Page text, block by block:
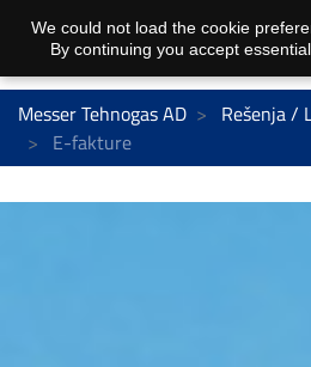
Messer Tehnogas AD Rešenja /
E-fakture
We could not load the cookie
By continuing you accept